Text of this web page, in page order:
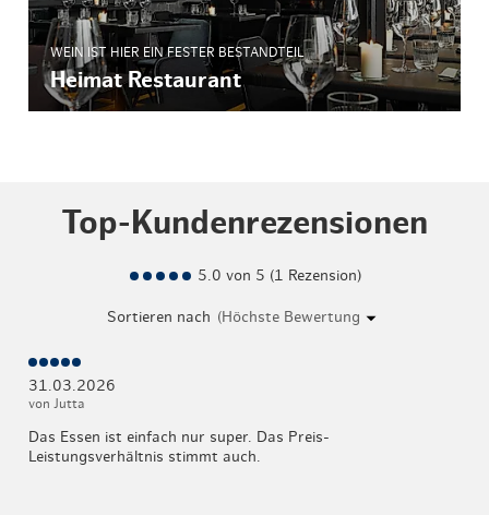
WEIN IST HIER EIN FESTER BESTANDTEIL
Heimat Restaurant
Top-Kundenrezensionen
5.0 von 5 (1 Rezension)
Sortieren nach
31.03.2026
von Jutta
Das Essen ist einfach nur super. Das Preis-
Leistungsverhältnis stimmt auch.